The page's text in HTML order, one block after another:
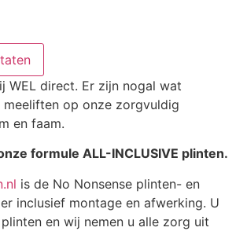
WEL direct. Er zijn nogal wat
meeliften op onze zorgvuldig
en faam.
formule ALL-INCLUSIVE plinten.
is de No Nonsense plinten- en
inclusief montage en afwerking. U
en wij nemen u alle zorg uit